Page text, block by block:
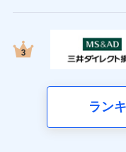
(https://
ins.com/)
三井ダイレクト損
ラン